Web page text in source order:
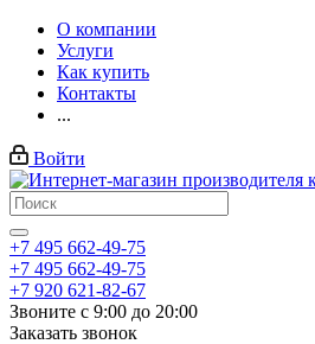
О компании
Услуги
Как купить
Контакты
...
Войти
+7 495 662-49-75
+7 495 662-49-75
+7 920 621-82-67
Звоните с 9:00 до 20:00
Заказать звонок